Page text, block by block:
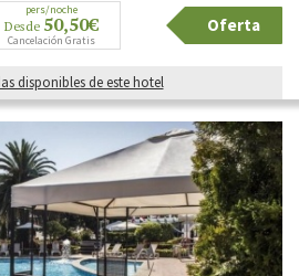
pers/noche
Desde 50,50€
Cancelación Gratis
Oferta
disponibles de este hotel